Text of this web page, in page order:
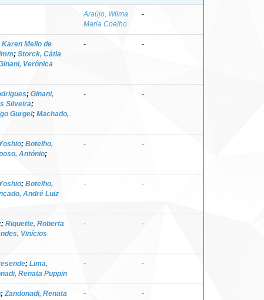
Araújo, Wilma
Maria Coelho
-
Mello de
; Storck, Cátia
Verônica
- -
; Ginani,
Silveira;
Gurgel; Machado,
- -
; Botelho,
António;
- -
; Botelho,
André Luiz
- -
; Riquette, Roberta
Vinícios
- -
; Lima,
Renata Puppin
- -
; Zandonadi, Renata
- -